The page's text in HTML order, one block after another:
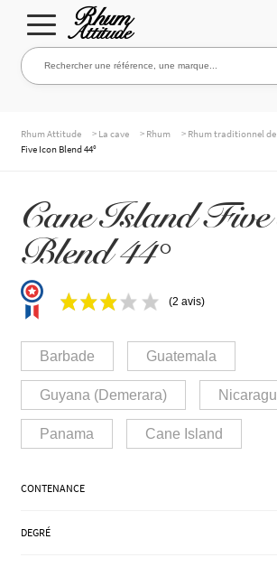
Aller
à
Aller
au
Rechercher une référence, une marque...
NOS RHUMS
MARQUES
RÉGIONS
COFFRETS & CADEAUX
Rhum Attitude > La cave > Rhum > Rhum traditionnel
Five Icon Blend 44°
Cane Island
Blend 44°
(2 avis)
Barbade Guatemala
Guyana (Demerara)
Panama Cane Island
CONTENANCE
DEGRÉ